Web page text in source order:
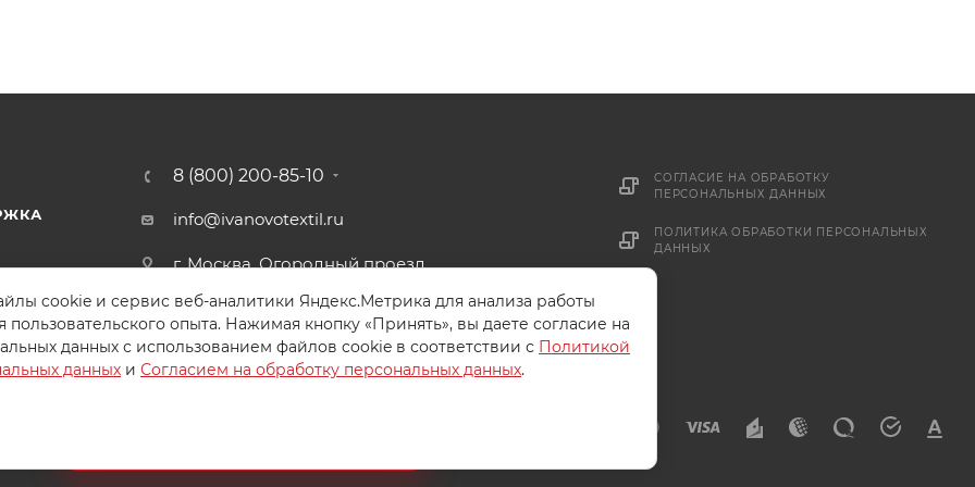
8 (800) 200-85-10
info@ivanovotextil.ru
г. Москва, Огородный проезд,
СОГЛАСИЕ НА ОБРАБОТКУ
ПЕРСОНАЛЬНЫХ ДАННЫХ
ПОЛИТИКА ОБРАБОТКИ ПЕРСОНАЛЬНЫХ
ДАННЫХ
cookie и сервис веб-аналитики Яндекс.Метрика для анализа работы
пользовательского опыта. Нажимая кнопку «Принять», вы даете согласие на
данных с использованием файлов cookie в соответствии с Политикой
данных и Согласием на обработку персональных данных.